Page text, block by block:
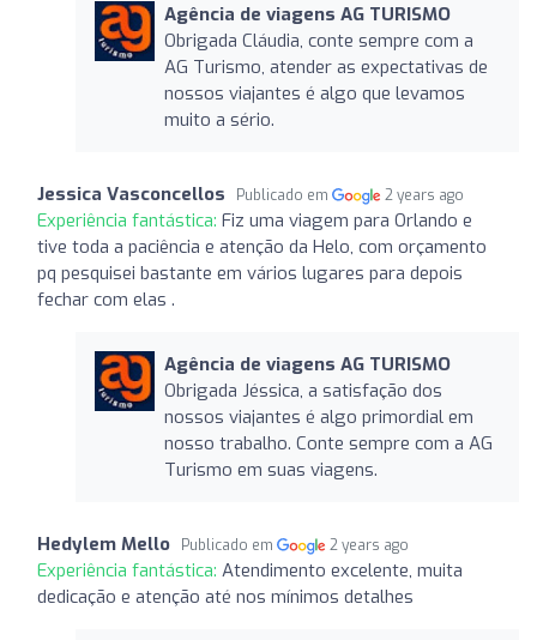
Agência de viagens AG TURISMO
Obrigada Cláudia, conte sempre com a
AG Turismo, atender as expectativas de
nossos viajantes é algo que levamos
muito a sério.
Jessica Vasconcellos Publicado em 2 years ago
Experiência fantástica: Fiz uma viagem para Orlando e
tive toda a paciência e atenção da Helo, com orçamento
pq pesquisei bastante em vários lugares para depois
fechar com elas .
Agência de viagens AG TURISMO
Obrigada Jéssica, a satisfação dos
nossos viajantes é algo primordial em
nosso trabalho. Conte sempre com a AG
Turismo em suas viagens.
Hedylem Mello Publicado em 2 years ago
Experiência fantástica: Atendimento excelente, muita
dedicação e atenção até nos mínimos detalhes